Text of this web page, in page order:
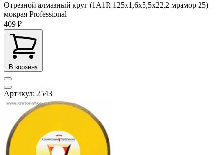
Отрезной алмазный круг (1A1R 125x1,6x5,5x22,2 мрамор 25)
мокрая Professional
409 ₽
В корзину
Артикул: 2543